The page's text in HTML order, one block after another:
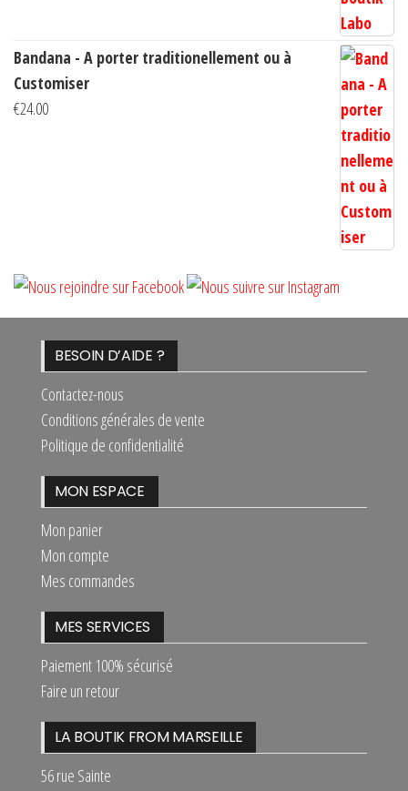
Bandana - A porter traditionellement ou à
Customiser
€24.00
BESOIN D’AIDE ?
Contactez-nous
Conditions générales de vente
Politique de confidentialité
MON ESPACE
Mon panier
Mon compte
Mes commandes
MES SERVICES
Paiement 100% sécurisé
Faire un retour
LA BOUTIK FROM MARSEILLE
56 rue Sainte